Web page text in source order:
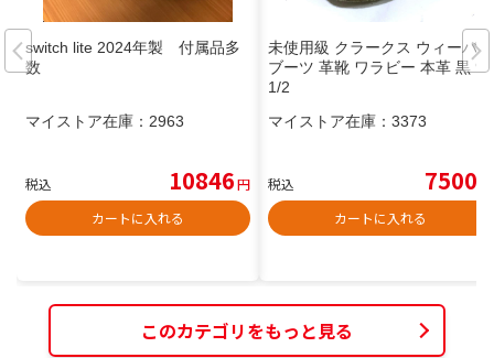
switch lite 2024年製 付属品多
数
マイストア在庫： 2963
税込 10846円
カートに入れる
未使用級 クラークス ウィーバー
ブーツ 革靴 ワラビー 本革 黒 9
1/2
マイストア在庫： 3373
税込 7500
カートに入れる
このカテゴリをもっと見る